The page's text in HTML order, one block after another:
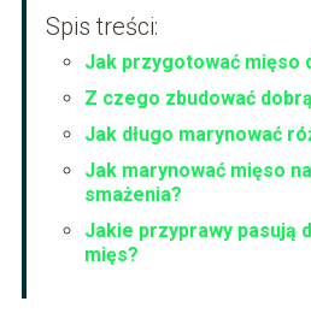
Spis treści:
Jak przygotować mięso
Z czego zbudować
Jak długo marynować
Jak marynować mięso
smażenia?
Jakie przyprawy pasują
mięs?